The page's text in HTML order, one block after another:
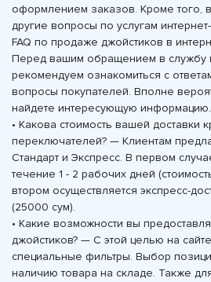
оформлением заказов. Кроме того,
другие вопросы по услугам
FAQ по продаже джойстиков в
Перед вашим обращением в службу
рекомендуем ознакомиться с
вопросы покупателей. Вполне
найдете интересующую информацию.
• Какова стоимость вашей доставки
переключателей? — Клиентам
Стандарт и Экспресс. В первом
течение 1 - 2 рабочих дней
втором осуществляется экспресс-
(25000 сум).
• Какие возможности вы
джойстиков? — С этой целью на
специальные фильтры. Выбор
наличию товара на складе. Также